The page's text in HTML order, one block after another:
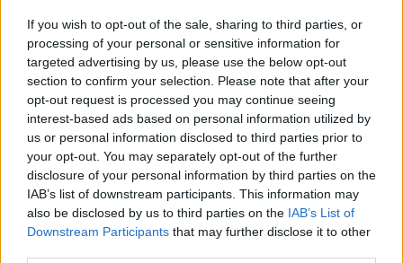
If you wish to opt-out of the sale, sharing to third parties, or
processing of your personal or sensitive information for
targeted advertising by us, please use the below opt-out
section to confirm your selection. Please note that after your
opt-out request is processed you may continue seeing
interest-based ads based on personal information utilized by
us or personal information disclosed to third parties prior to
your opt-out. You may separately opt-out of the further
disclosure of your personal information by third parties on the
IAB’s list of downstream participants. This information may
also be disclosed by us to third parties on the IAB’s List of
Downstream Participants that may further disclose it to other
2026. augusztus 06., csütörtök
Tömegverekedés lett a szűk
mezőgazdasági úti vitából
Csatószegen